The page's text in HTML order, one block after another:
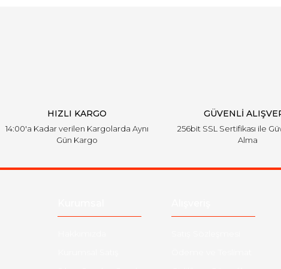
HIZLI KARGO
14:00'a Kadar verilen Kargolarda Aynı
Gün Kargo
GÜVENLİ
256bit SSL Sertifikası ile
Alma